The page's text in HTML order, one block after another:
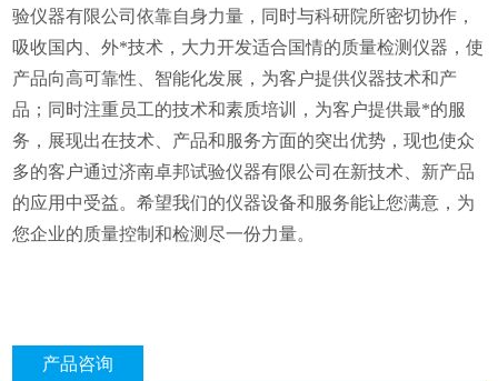
验仪器有限公司依靠自身力量，同时与科研院所密切协作，
吸收国内、外*技术，大力开发适合国情的质量检测仪器，使
产品向高可靠性、智能化发展，为客户提供仪器技术和产
品；同时注重员工的技术和素质培训，为客户提供最*的服
务，展现出在技术、产品和服务方面的突出优势，现也使众
多的客户通过济南卓邦试验仪器有限公司在新技术、新产品
的应用中受益。希望我们的仪器设备和服务能让您满意，为
您企业的质量控制和检测尽一份力量。
产品咨询